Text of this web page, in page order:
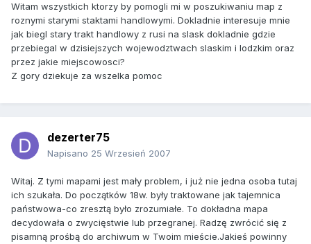
Witam wszystkich ktorzy by pomogli mi w poszukiwaniu map z
roznymi starymi staktami handlowymi. Dokladnie interesuje mnie
jak biegl stary trakt handlowy z rusi na slask dokladnie gdzie
przebiegal w dzisiejszych wojewodztwach slaskim i lodzkim oraz
przez jakie miejscowosci?
Z gory dziekuje za wszelka pomoc
dezerter75
Napisano 25 Wrzesień 2007
Witaj. Z tymi mapami jest mały problem, i już nie jedna osoba tutaj
ich szukała. Do początków 18w. były traktowane jak tajemnica
państwowa-co zresztą było zrozumiałe. To dokładna mapa
decydowała o zwycięstwie lub przegranej. Radzę zwrócić się z
pisamną prośbą do archiwum w Twoim mieście.Jakieś powinny